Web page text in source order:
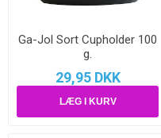
Ga-Jol Sort Cupholder 100
g.
29,95 DKK